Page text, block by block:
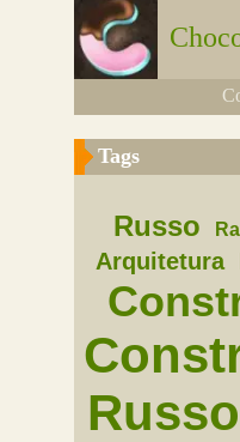
Tags
Russo
Arquitetura
Russo